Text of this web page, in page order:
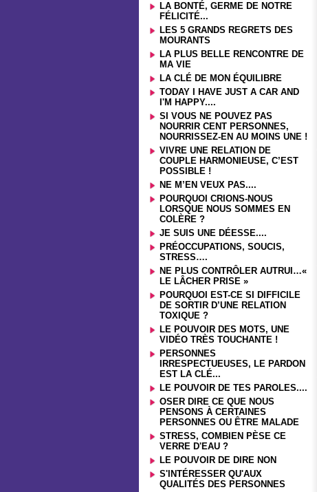
LA BONTÉ, GERME DE NOTRE
FÉLICITÉ...
LES 5 GRANDS REGRETS DES
MOURANTS
LA PLUS BELLE RENCONTRE DE
MA VIE
LA CLÉ DE MON ÉQUILIBRE
TODAY I HAVE JUST A CAR AND
I'M HAPPY....
SI VOUS NE POUVEZ PAS
NOURRIR CENT PERSONNES,
NOURRISSEZ-EN AU MOINS UNE !
VIVRE UNE RELATION DE
COUPLE HARMONIEUSE, C’EST
POSSIBLE !
NE M’EN VEUX PAS....
POURQUOI CRIONS-NOUS
LORSQUE NOUS SOMMES EN
COLÈRE ?
JE SUIS UNE DÉESSE....
PRÉOCCUPATIONS, SOUCIS,
STRESS….
NE PLUS CONTRÔLER AUTRUI…«
LE LÂCHER PRISE »
POURQUOI EST-CE SI DIFFICILE
DE SORTIR D’UNE RELATION
TOXIQUE ?
LE POUVOIR DES MOTS, UNE
VIDÉO TRÈS TOUCHANTE !
PERSONNES
IRRESPECTUEUSES, LE PARDON
EST LA CLÉ...
LE POUVOIR DE TES PAROLES....
OSER DIRE CE QUE NOUS
PENSONS À CERTAINES
PERSONNES OU ÊTRE MALADE
STRESS, COMBIEN PÈSE CE
VERRE D'EAU ?
LE POUVOIR DE DIRE NON
S'INTÉRESSER QU'AUX
QUALITÉS DES PERSONNES